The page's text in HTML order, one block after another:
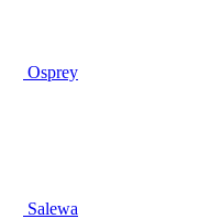
Osprey
Salewa